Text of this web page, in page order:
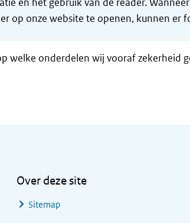
op onze website te openen, kunnen er
welke onderdelen wij vooraf zekerheid
Over deze site
Sitemap